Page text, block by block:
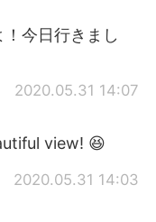
今日行きまし
2020.05.31 14:07
view! 😆
2020.05.31 14:03